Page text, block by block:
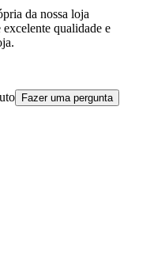
da nossa loja
qualidade e
Fazer uma pergunta